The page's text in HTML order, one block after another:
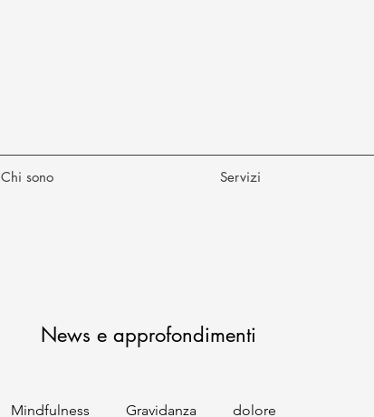
Chi sono Servizi
News e approfondimenti
Mindfulness Gravidanza dolore